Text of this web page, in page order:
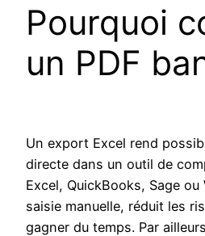
Pourquoi
un PDF
Un export Excel rend
directe dans un outil de
Excel, QuickBooks, Sage ou
saisie manuelle, réduit les
gagner du temps. Par